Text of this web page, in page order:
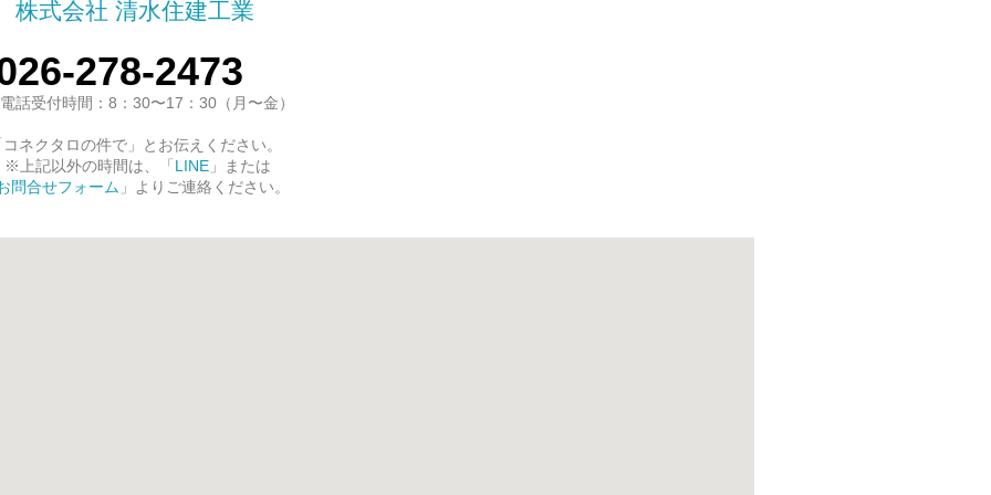
株式会社 清水住建工業
278-2473
電話受付時間：8：30〜17：30（月〜金）
コネクタロの件で」とお伝えください。
※上記以外の時間は、「 LINE」または
問合せフォーム 」よりご連絡ください。